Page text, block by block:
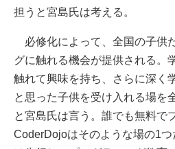
担うと宮島氏は考える。
必修化によって、全国の子供
グに触れる機会が提供される。
触れて興味を持ち、さらに深く
と思った子供を受け入れる場を
と宮島氏は言う。誰でも無料で
CoderDojoはそのような場の1